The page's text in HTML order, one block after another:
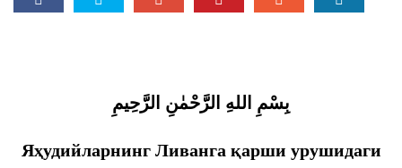
بِسْمِ اللهِ الرَّحْمٰنِ الرَّحِيمِ
Яҳудийларнинг Ливанга қарши урушидаги